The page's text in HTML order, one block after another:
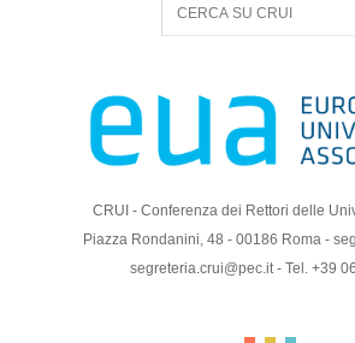
c
CRUI - Conferenza dei Rettori delle
Piazza Rondanini, 48 - 00186 Roma -
segreteria.crui@pec.it - Tel. +39